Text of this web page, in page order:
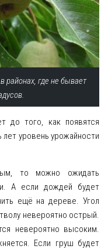
районах, где не бывает
до того, как появятся
уровень урожайности
то можно ожидать
А если дождей будет
ещё на дереве. Угол
невероятно острый.
невероятно высоким.
Если груш будет